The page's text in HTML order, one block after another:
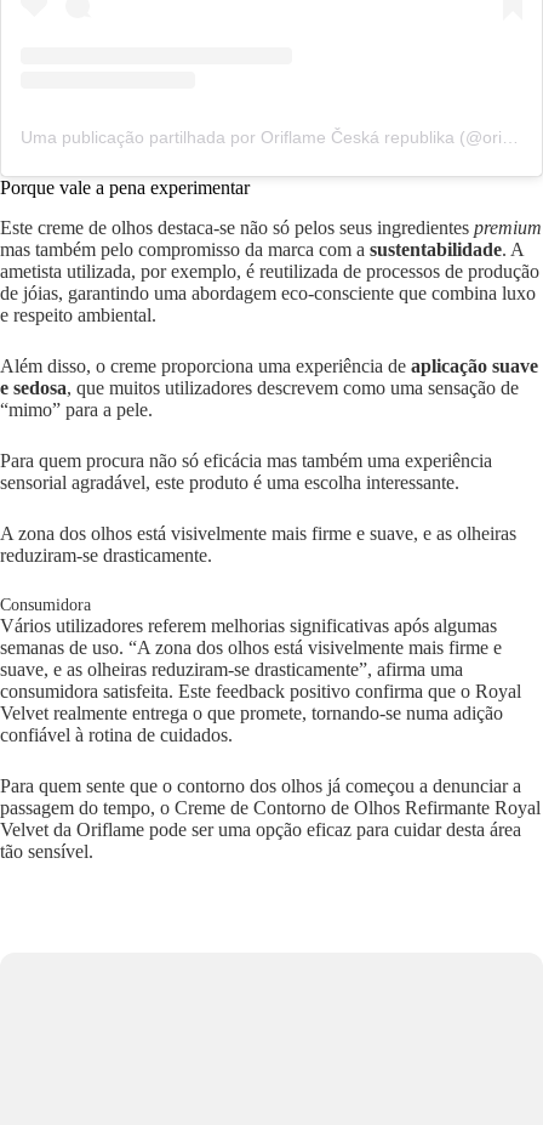
Uma publicação partilhada por Oriflame Česká republika (@oriflamecz)
Porque vale a pena experimentar
Este creme de olhos destaca-se não só pelos seus ingredientes premium
mas também pelo compromisso da marca com a sustentabilidade. A
ametista utilizada, por exemplo, é reutilizada de processos de produção
de jóias, garantindo uma abordagem eco-consciente que combina luxo
e respeito ambiental.
Além disso, o creme proporciona uma experiência de aplicação suave
e sedosa, que muitos utilizadores descrevem como uma sensação de
“mimo” para a pele.
Para quem procura não só eficácia mas também uma experiência
sensorial agradável, este produto é uma escolha interessante.
A zona dos olhos está visivelmente mais firme e suave, e as olheiras
reduziram-se drasticamente.
Consumidora
Vários utilizadores referem melhorias significativas após algumas
semanas de uso. “A zona dos olhos está visivelmente mais firme e
suave, e as olheiras reduziram-se drasticamente”, afirma uma
consumidora satisfeita. Este feedback positivo confirma que o Royal
Velvet realmente entrega o que promete, tornando-se numa adição
confiável à rotina de cuidados.
Para quem sente que o contorno dos olhos já começou a denunciar a
passagem do tempo, o Creme de Contorno de Olhos Refirmante Royal
Velvet da Oriflame pode ser uma opção eficaz para cuidar desta área
tão sensível.